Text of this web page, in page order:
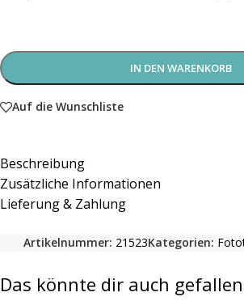
IN DEN WARENKORB
Auf die Wunschliste
Beschreibung
Zusätzliche Informationen
Lieferung & Zahlung
Artikelnummer: 21523Kategorien:
Das könnte dir auch